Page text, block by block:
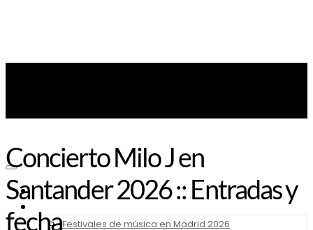
Noticias
Festivales de música en Madrid 2026
Concierto Milo J en
Santander 2026 :: Entradas y
fecha